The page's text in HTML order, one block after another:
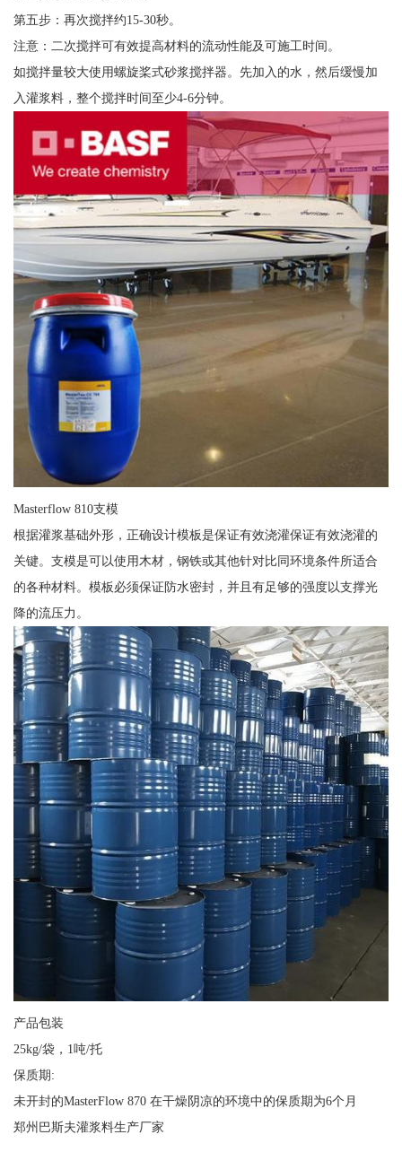
第五步：再次搅拌约15-30秒。
注意：二次搅拌可有效提高材料的流动性能及可施工时间。
如搅拌量较大使用螺旋桨式砂浆搅拌器。先加入的水，然后缓慢加
入灌浆料，整个搅拌时间至少4-6分钟。
Masterflow 810支模
根据灌浆基础外形，正确设计模板是保证有效浇灌保证有效浇灌的
关键。支模是可以使用木材，钢铁或其他针对比同环境条件所适合
的各种材料。模板必须保证防水密封，并且有足够的强度以支撑光
降的流压力。
产品包装
25kg/袋，1吨/托
保质期:
未开封的MasterFlow 870 在干燥阴凉的环境中的保质期为6个月
郑州巴斯夫灌浆料生产厂家